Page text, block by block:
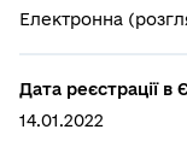
Електронна
Дата реєстрації в
14.01.2022